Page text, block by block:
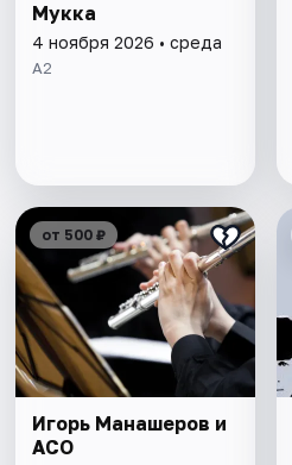
Мукка
4 ноября 2026 • среда
А2
от 500 ₽
Игорь Манашеров и
АСО